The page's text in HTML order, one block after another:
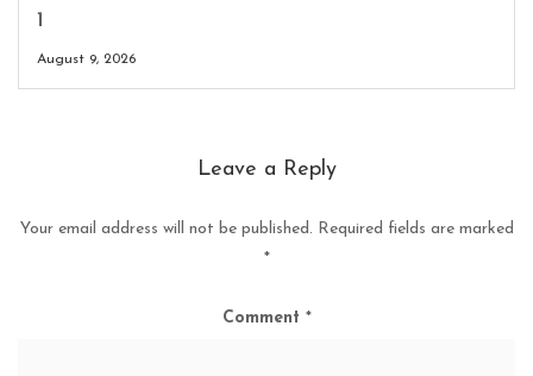
1
August 9, 2026
Leave a Reply
Your email address will not be published. Required fields are marked
*
Comment *